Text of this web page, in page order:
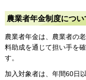
農業者年金制度につい
農業者年金は、農業者の
料助成を通じて担い手を
す。
加入対象者は、年間60日